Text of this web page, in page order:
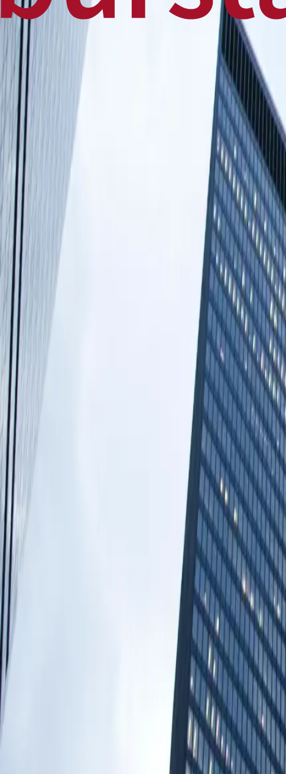
HomeBusiness World Press ReleaseFinance Canadian News